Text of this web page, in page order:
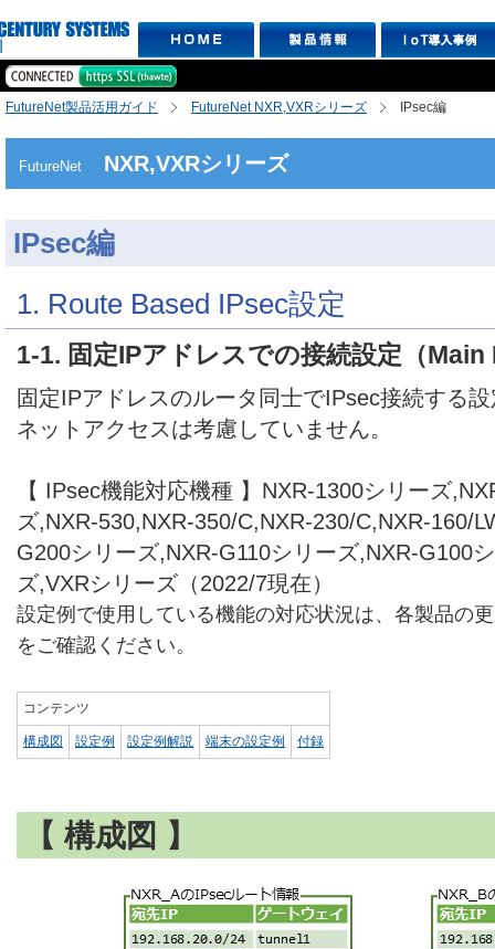
FutureNet製品活用ガイド FutureNet NXR,VXRシリーズ IPsec編
FutureNet NXR,VXRシリーズ
IPsec編
1. Route Based IPsec設定
1-1. 固定IPアドレスでの接続設定（Main
固定IPアドレスのルータ同士でIPsec接続する
ネットアクセスは考慮していません。
【 IPsec機能対応機種 】NXR-1300シリーズ
ズ,NXR-530,NXR-350/C,NXR-230/C,NXR-160/
G200シリーズ,NXR-G110シリーズ,NXR-G100
ズ,VXRシリーズ（2022/7現在）
設定例で使用している機能の対応状況は、各製品の
をご確認ください。
コンテンツ
構成図 設定例 設定例解説 端末の設定例 付録
【 構成図 】